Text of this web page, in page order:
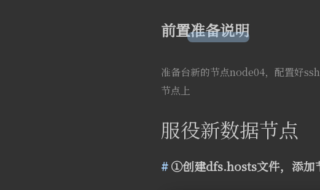
前置准备说明
准备台新的节点node04，配置好
节点上
服役新数据节点
①创建dfs.hosts文件，添加